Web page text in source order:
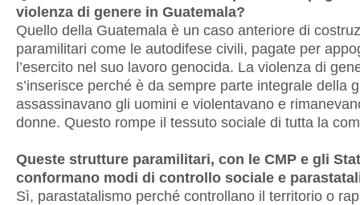
violenza di genere in Guatemala?
Quello della Guatemala è un caso anteriore di
paramilitari come le autodifese civili, pagate per
l’esercito nel suo lavoro genocida. La violenza di
s’inserisce perché è da sempre parte integrale della
assassinavano gli uomini e violentavano e
donne. Questo rompe il tessuto sociale di tutta la
Queste strutture paramilitari, con le CMP e gli
conformano modi di controllo sociale e
Sì, parastatalismo perché controllano il territorio o